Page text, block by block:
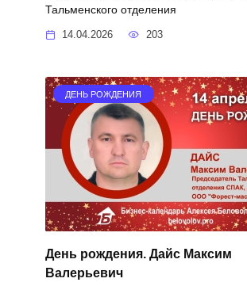
Тальменского отделения
14.04.2026 203
ДЕНЬ РОЖДЕНИЯ
День рождения. Дайс Максим
Валерьевич